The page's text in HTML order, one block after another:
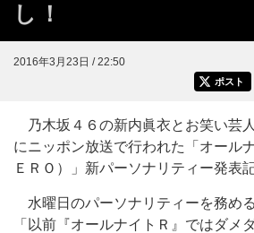
し！
2016年3月23日 / 22:50
ポスト
乃木坂４６の新内眞衣とお笑い芸
にニッポン放送で行われた「オール
ＥＲＯ）」新パーソナリティー発表
水曜日のパーソナリティーを務め
「以前『オールナイトＲ』ではダメ